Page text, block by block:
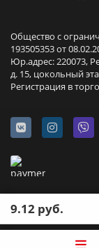
Общество с
193505353 от
Юр.адрес: 220073,
д. 15, цокольный
Регистрация в
9.12 руб.